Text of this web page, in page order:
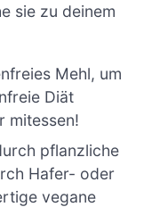
sie zu deinem
Mehl, um
Diät
mitessen!
pflanzliche
Hafer- oder
vegane